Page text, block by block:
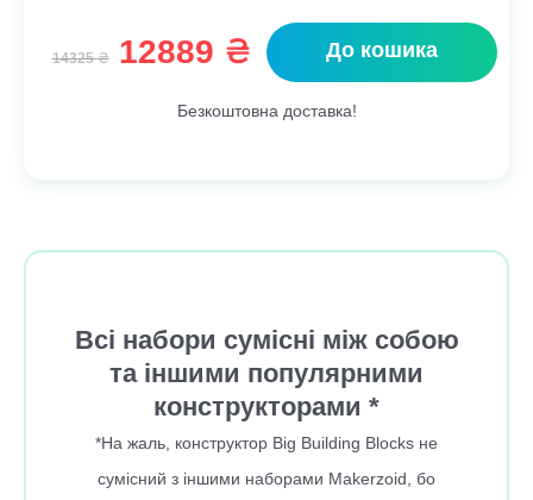
14325₴
Оригінальна
14325 ₴.
12889 ₴Поточна
ціна:
12889 ₴.
До кошика
Безкоштовна доставка!
Всі набори сумісні між собою
та іншими популярними
конструкторами *
*На жаль, конструктор Big Building Blocks не
сумісний з іншими наборами Makerzoid, бо